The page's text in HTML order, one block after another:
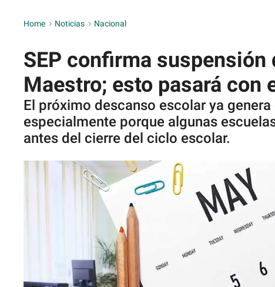
Home > Noticias > Nacional
SEP confirma suspensión
Maestro; esto pasará con
El próximo descanso escolar ya
especialmente porque algunas
antes del cierre del ciclo escolar.